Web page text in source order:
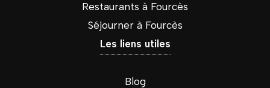
Restaurants à Fourcès
Séjourner à Fourcès
Les liens utiles
Blog